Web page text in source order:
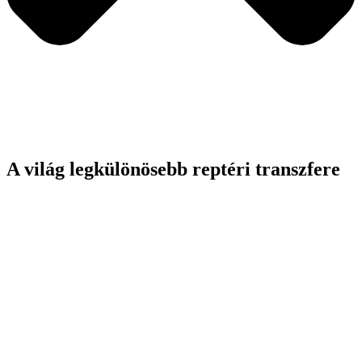
A világ legkülönösebb reptéri transzfere